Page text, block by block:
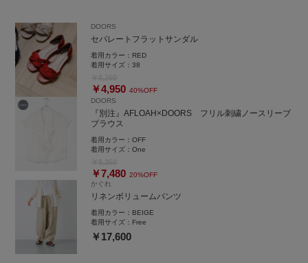
DOORS
セパレートフラットサンダル
着用カラー： RED
着用サイズ：38
￥4,950 40%OFF
DOORS
『別注』AFLOAH×DOORS フリル刺繍ノースリーブ
ブラウス
着用カラー：OFF
着用サイズ：One
￥7,480 20%OFF
かぐれ
リネンボリュームパンツ
着用カラー： BEIGE
着用サイズ： Free
￥17,600